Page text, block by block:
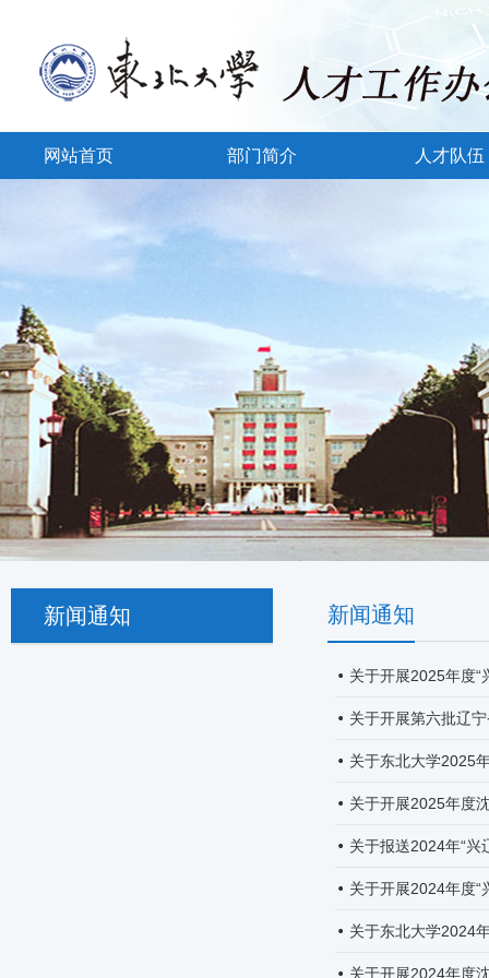
网站首页 部门简介 人才队伍
新闻通知 新闻通知
关于开展2025年度“
关于开展第六批辽
关于东北大学2025
关于开展2025年度
关于报送2024年“兴
关于开展2024年度“
关于东北大学2024
关于开展2024年度